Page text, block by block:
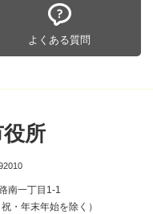
よくある質問
所
南一丁目1-1
・年末年始を除く）